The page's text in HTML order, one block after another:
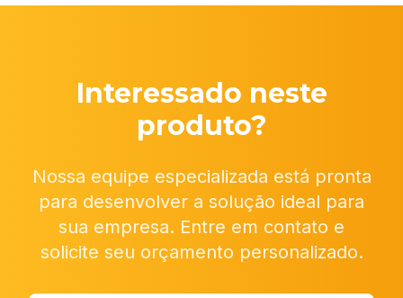
Interessado neste
produto?
Nossa equipe especializada está pronta
para desenvolver a solução ideal para
sua empresa. Entre em contato e
solicite seu orçamento personalizado.